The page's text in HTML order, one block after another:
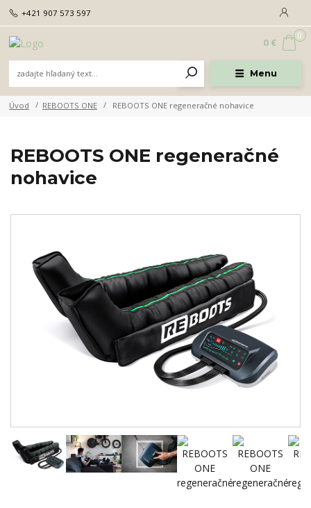
Menu
+421 907 573 597
0
0 €
Úvod REBOOTS ONE REBOOTS ONE regeneračné nohavice
REBOOTS ONE regeneračné
nohavice